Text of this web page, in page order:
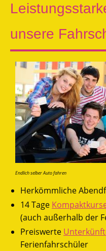
unsere
Endlich selber Auto fahren
Herkömmliche
14 Tage
(auch außerhalb der
Preiswerte
Ferienfahrschüler